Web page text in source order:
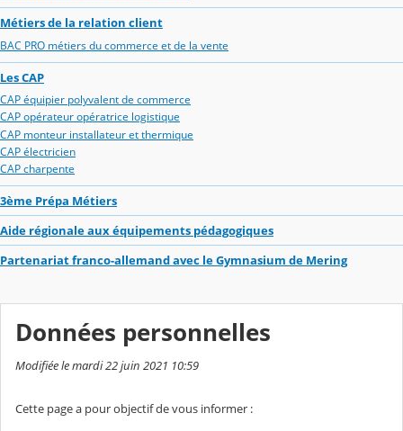
Métiers de la relation client
BAC PRO métiers du commerce et de la vente
Les CAP
CAP équipier polyvalent de commerce
CAP opérateur opératrice logistique
CAP monteur installateur et thermique
CAP électricien
CAP charpente
3ème Prépa Métiers
Aide régionale aux équipements pédagogiques
Partenariat franco-allemand avec le Gymnasium de Mering
Données personnelles
Modifiée le mardi 22 juin 2021 10:59
Cette page a pour objectif de vous informer :